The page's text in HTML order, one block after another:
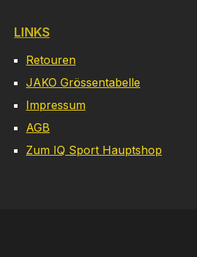
LINKS
Retouren
JAKO Grössentabelle
Impressum
AGB
Zum IQ Sport Hauptshop